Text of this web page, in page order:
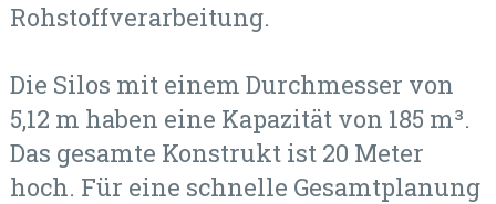
Rohstoffverarbeitung.
Die Silos mit einem Durchmesser von
5,12 m haben eine Kapazität von 185 m³.
Das gesamte Konstrukt ist 20 Meter
hoch. Für eine schnelle Gesamtplanung